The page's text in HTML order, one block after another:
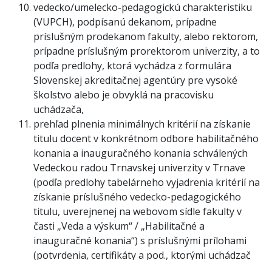
vedecko/umelecko-pedagogickú charakteristiku
(VUPCH), podpísanú dekanom, prípadne
príslušným prodekanom fakulty, alebo rektorom,
prípadne príslušným prorektorom univerzity, a to
podľa predlohy, ktorá vychádza z formulára
Slovenskej akreditačnej agentúry pre vysoké
školstvo alebo je obvyklá na pracovisku
uchádzača,
prehľad plnenia minimálnych kritérií na získanie
titulu docent v konkrétnom odbore habilitačného
konania a inauguračného konania schválených
Vedeckou radou Trnavskej univerzity v Trnave
(podľa predlohy tabelárneho vyjadrenia kritérií na
získanie príslušného vedecko-pedagogického
titulu, uverejnenej na webovom sídle fakulty v
časti „Veda a výskum“ / „Habilitačné a
inauguračné konania“) s príslušnými prílohami
(potvrdenia, certifikáty a pod., ktorými uchádzač